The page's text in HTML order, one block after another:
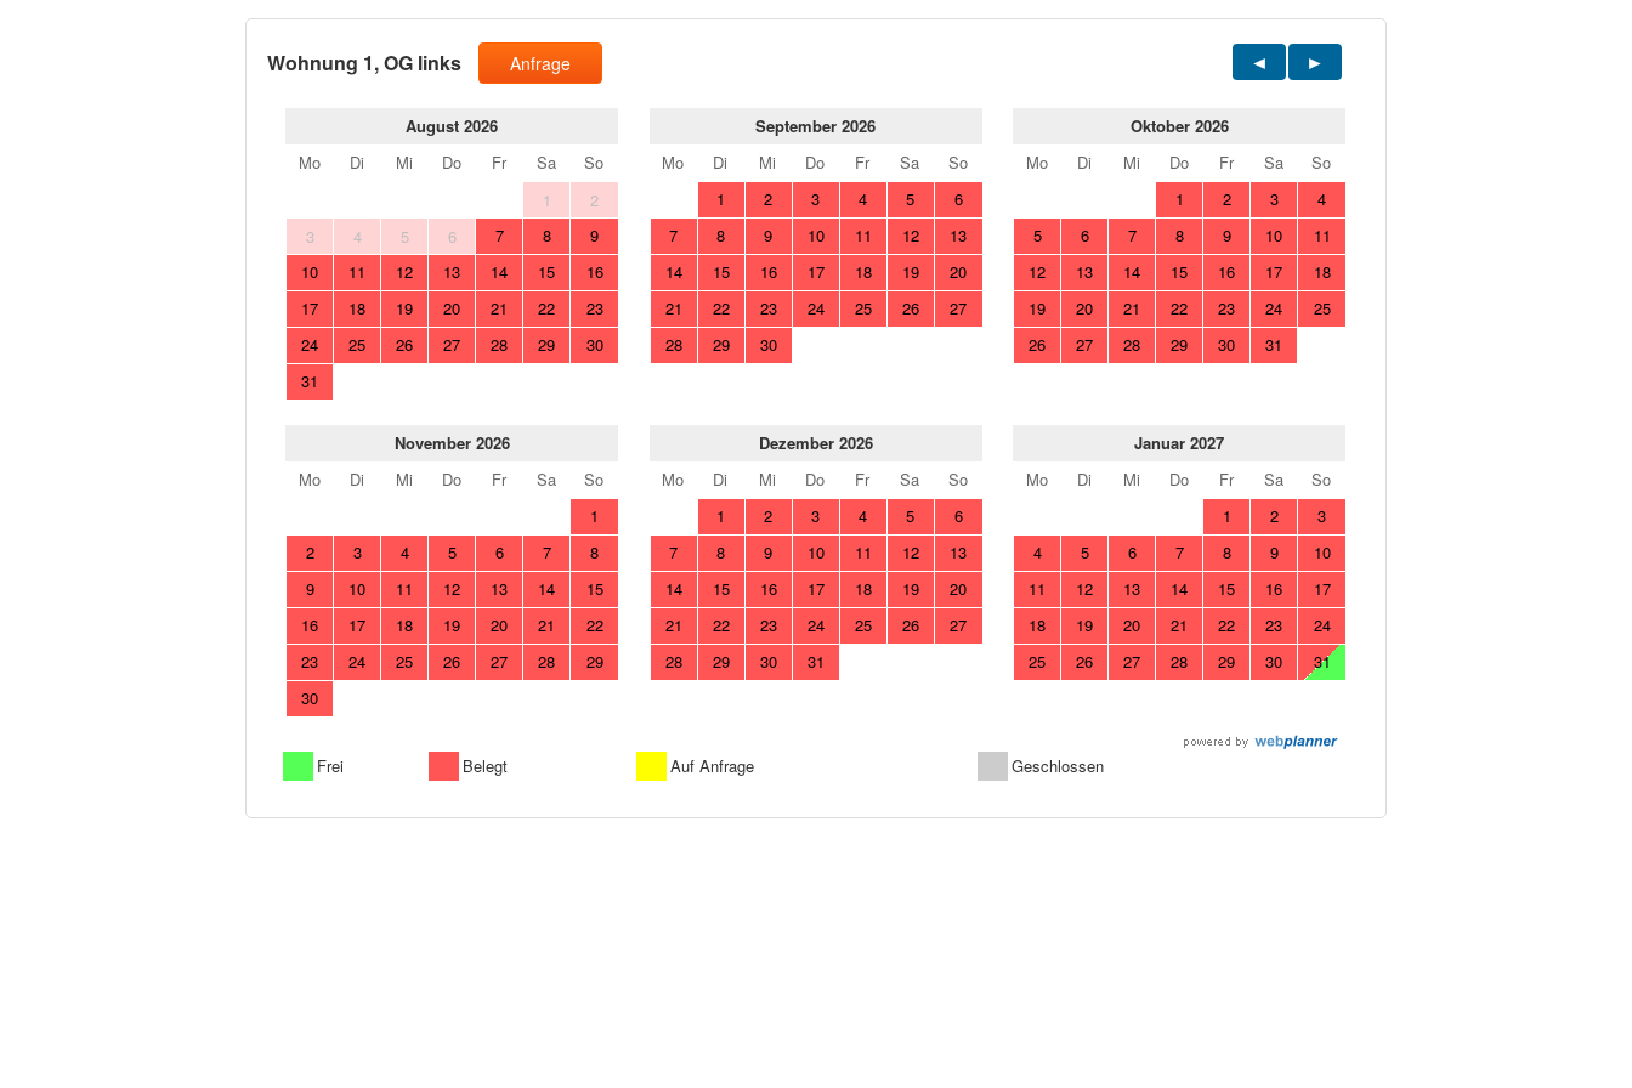
Wohnung 1, OG links Anfrage
August 2026
Mo
Di Mi Do Fr Sa
So
1
2
3
4 5 6 7 8
9
10
11 12 13 14 15
16
17
18 19 20 21 22
23
24
25 26 27 28 29
30
31
September 2026
Mo
Di Mi Do Fr Sa
So
1
2 3 4 5
6
7
8 9 10 11 12
13
14
15 16 17 18 19
20
21
22 23 24 25 26
27
28
29 30
Oktober 2026
Mo
Di Mi Do Fr Sa
So
1
2 3
4
5
6 7 8 9 10
11
12
13 14 15 16 17
18
19
20 21 22 23 24
25
26
27 28 29 30 31
November 2026
Mo
Di Mi Do Fr Sa
So
1
2
3 4 5 6 7
8
9
10 11 12 13 14
15
16
17 18 19 20 21
22
23
24 25 26 27 28
29
30
Dezember 2026
Mo
Di Mi Do Fr Sa
So
1
2 3 4 5
6
7
8 9 10 11 12
13
14
15 16 17 18 19
20
21
22 23 24 25 26
27
28
29 30 31
Januar 2027
Mo
Di Mi Do Fr Sa
So
1
2
3
4
5 6 7 8 9
10
11
12 13 14 15 16
17
18
19 20 21 22 23
24
25
26 27 28 29 30 31
Frei Belegt Auf Anfrage Geschlossen